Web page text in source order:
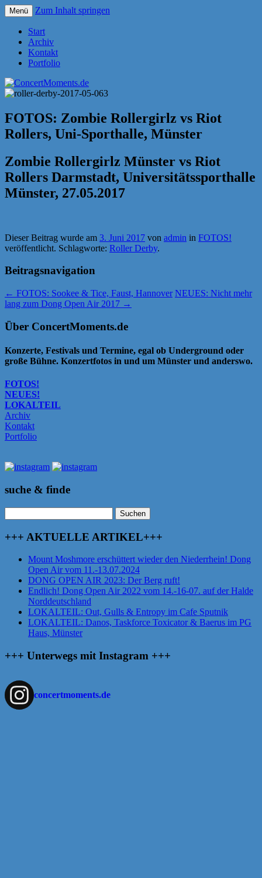
ConcertMoments.de
Menü Zum Inhalt springen
Start
Archiv
Kontakt
Portfolio
FOTOS: Zombie Rollergirlz vs Riot
Rollers, Uni-Sporthalle, Münster
Zombie Rollergirlz Münster vs Riot
Rollers Darmstadt, Universitätssporthalle
Münster, 27.05.2017
Dieser Beitrag wurde am 3. Juni 2017 von admin in FOTOS!
veröffentlicht. Schlagworte: Roller Derby.
Beitragsnavigation
← FOTOS: Sookee & Tice, Faust, Hannover NEUES: Nicht mehr
lang zum Dong Open Air 2017 →
Über ConcertMoments.de
Konzerte, Festivals und Termine, egal ob Underground oder
große Bühne. Konzertfotos in und um Münster und anderswo.
FOTOS!
NEUES!
LOKALTEIL
Archiv
Kontakt
Portfolio
suche & finde
nach:
+++ AKTUELLE ARTIKEL+++
Mount Moshmore erschüttert wieder den Niederrhein! Dong
Open Air vom 11.-13.07.2024
DONG OPEN AIR 2023: Der Berg ruft!
Endlich! Dong Open Air 2022 vom 14.-16-07. auf der Halde
Norddeutschland
LOKALTEIL: Out, Gulls & Entropy im Cafe Sputnik
LOKALTEIL: Danos, Taskforce Toxicator & Baerus im PG
Haus, Münster
+++ Unterwegs mit Instagram +++
concertmoments.de